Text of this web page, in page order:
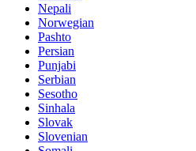
Nepali
Norwegian
Pashto
Persian
Punjabi
Serbian
Sesotho
Sinhala
Slovak
Slovenian